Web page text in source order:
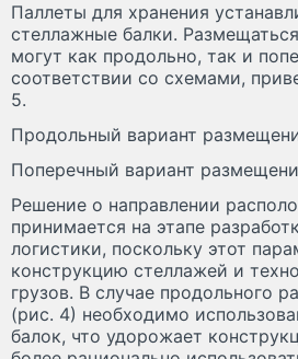
Паллеты для хранения
стеллажные балки.
могут как продольно, так и
соответствии со схемами,
5.
Продольный вариант
Поперечный вариант
Решение о направлении
принимается на этапе
логистики, поскольку этот
конструкцию стеллажей и
грузов. В случае продольного
(рис. 4) необходимо
балок, что удорожает